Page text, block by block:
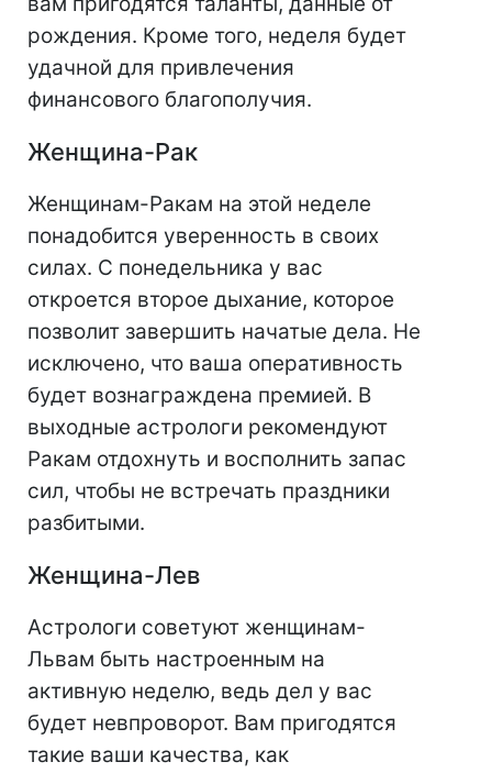
рождения. Кроме того, неделя будет
удачной для привлечения
финансового благополучия.
Женщина-Рак
Женщинам-Ракам на этой неделе
понадобится уверенность в своих
силах. С понедельника у вас
откроется второе дыхание, которое
позволит завершить начатые дела. Не
исключено, что ваша оперативность
будет вознаграждена премией. В
выходные астрологи рекомендуют
Ракам отдохнуть и восполнить запас
сил, чтобы не встречать праздники
разбитыми.
Женщина-Лев
Астрологи советуют женщинам-
Львам быть настроенным на
активную неделю, ведь дел у вас
будет невпроворот. Вам пригодятся
такие ваши качества, как